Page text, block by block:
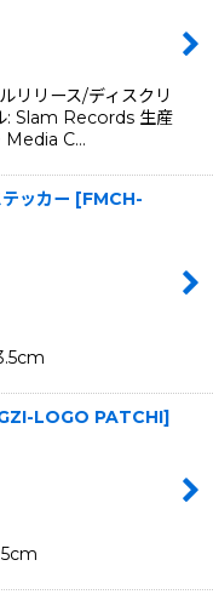
リリース/ディスクリ
: Slam Records 生産
Media C…
ッカー [FMCH-
LOGO PATCHI]